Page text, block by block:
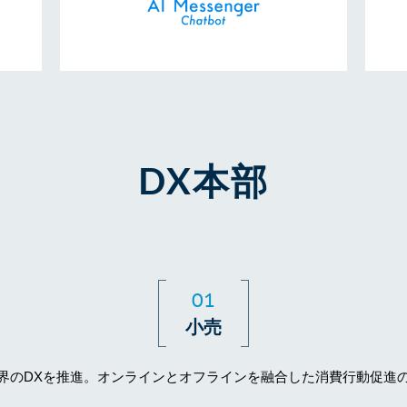
DX本部
01
小売
のDXを推進。オンラインとオフラインを融合した消費行動促進